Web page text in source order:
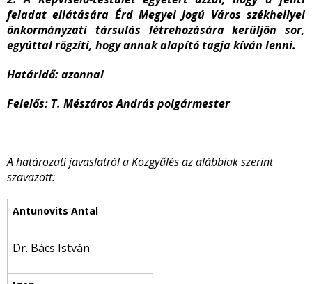
feladat ellátására Érd Megyei Jogú Város székhellyel
önkormányzati társulás létrehozására kerüljön sor,
egyúttal rögzíti, hogy annak alapító tagja kíván lenni.
Határidő: azonnal
Felelős: T. Mészáros András polgármester
A határozati javaslatról a Közgyűlés az alábbiak szerint
szavazott:
Dr. Bács István